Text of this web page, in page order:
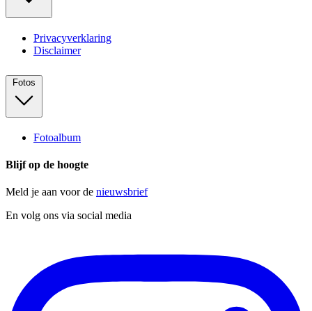
Privacyverklaring
Disclaimer
Fotos
Fotoalbum
Blijf op de hoogte
Meld je aan voor de nieuwsbrief
En volg ons via social media